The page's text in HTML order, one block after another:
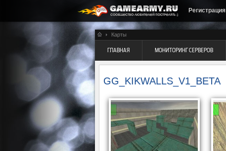
Регистрация
Карты
ГЛАВНАЯ МОНИТОРИНГ СЕРВЕРОВ
GG_KIKWALLS_V1_BETA